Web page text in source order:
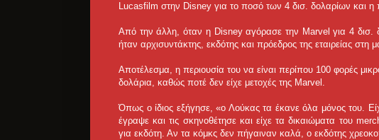
Lucasfilm στην Disney για το ποσό των 4 δισ. δολαρίων και η
Από την άλλη, όταν η Disney αγόρασε την Marvel για 4 δισ.
ήταν αρχισυντάκτης, εκδότης και πρόεδρος της εταιρείας στη
Αποτέλεσμα, η περιουσία του να είναι περίπου 100 φορές
δολάρια, καθώς ποτέ δεν είχε μετοχές της Marvel.
Όπως ο ίδιος εξήγησε, «ο Λούκας τα έκανε όλα μόνος του.
έγραψε και τις σκηνοθέτησε και είχε τα δικαιώματα του
για εκδότη. Αν τα κόμκς δεν πήγαιναν καλά, ο εκδότης